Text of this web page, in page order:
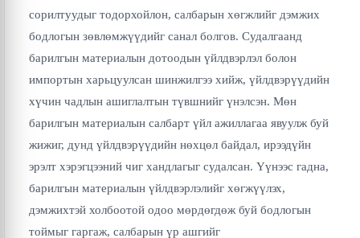
сорилтуудыг тодорхойлон, салбарын хөгжлийг дэмжих
бодлогын зөвлөмжүүдийг санал болгов. Судалгаанд
барилгын материалын дотоодын үйлдвэрлэл болон
импортын харьцуулсан шинжилгээ хийж, үйлдвэрүүдийн
хүчин чадлын ашиглалтын түвшнийг үнэлсэн. Мөн
барилгын материалын салбарт үйл ажиллагаа явуулж буй
жижиг, дунд үйлдвэрүүдийн нөхцөл байдал, ирээдүйн
эрэлт хэрэгцээний чиг хандлагыг судалсан. Үүнээс гадна,
барилгын материалын үйлдвэрлэлийг хөгжүүлэх,
дэмжихтэй холбоотой одоо мөрдөгдөж буй бодлогын
тоймыг гаргаж, салбарын үр ашгийг